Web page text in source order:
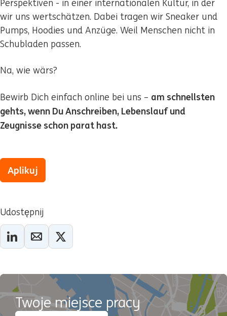
Perspektiven - in einer internationalen Kultur, in der
wir uns wertschätzen. Dabei tragen wir Sneaker und
Pumps, Hoodies und Anzüge. Weil Menschen nicht in
Schubladen passen.
Na, wie wärs?
Bewirb Dich einfach online bei uns – am schnellsten
gehts, wenn Du Anschreiben, Lebenslauf und
Zeugnisse schon parat hast.
Aplikuj
Udostępnij
Twoje miejsce pracy